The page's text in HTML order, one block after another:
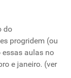
do
progridem (ou
essas aulas no
e janeiro. (ver